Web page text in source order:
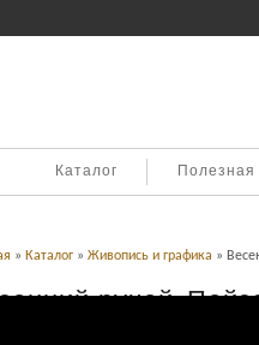
Каталог
» Каталог » Живопись и графика »
ручей.
Сергеевич